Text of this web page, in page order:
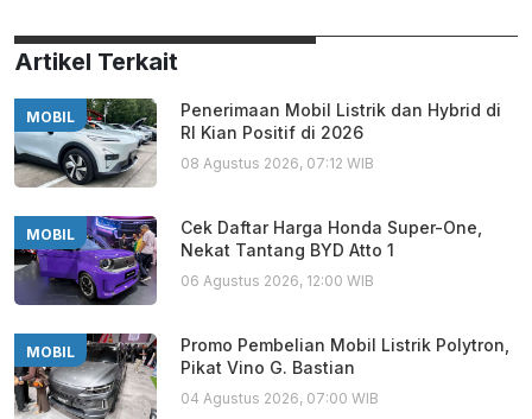
Artikel Terkait
MOBIL
Penerimaan Mobil Listrik dan Hybrid di
RI Kian Positif di 2026
08 Agustus 2026, 07:12 WIB
MOBIL
Cek Daftar Harga Honda Super-One,
Nekat Tantang BYD Atto 1
06 Agustus 2026, 12:00 WIB
MOBIL
Promo Pembelian Mobil Listrik Polytron,
Pikat Vino G. Bastian
04 Agustus 2026, 07:00 WIB